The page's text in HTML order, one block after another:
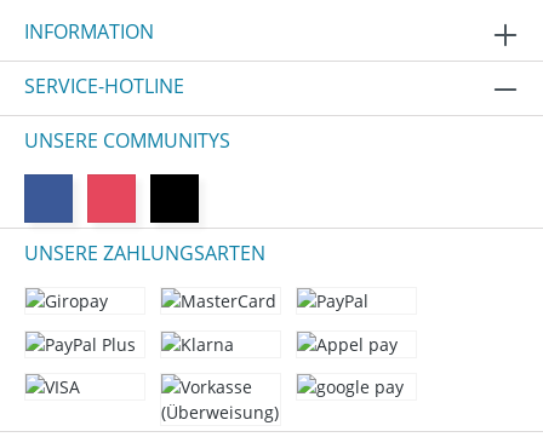
INFORMATION
SERVICE-HOTLINE
UNSERE COMMUNITYS
UNSERE ZAHLUNGSARTEN